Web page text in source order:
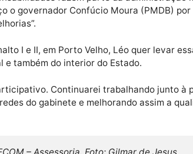
os trabalhos nas áreas de
fazem parte da
o governador Confúcio Moura
melhorias”.